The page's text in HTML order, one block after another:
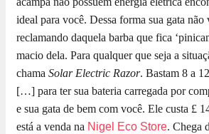
ideal para você. Dessa forma sua gata
reclamando daquela barba que fica
macio dela. Para qualquer que seja a
chama Solar Electric Razor. Bastam 8 a
[…] para ter sua bateria carregada por
e sua gata de bem com você. Ele custa £
está a venda na Nigel Eco Store. Chega